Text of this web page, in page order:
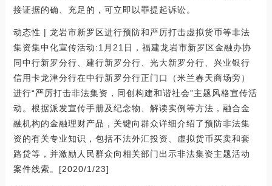
接证据的确、充足的，可立即以罪提起诉讼。
动态性 | 龙岩市新罗区进行预防和严厉打击虚拟货币等非法
集资集中化宣传活动:1月21日，福建龙岩市新罗区金融办协
同中行新罗分行、建行新罗分行、光大新罗分行、兴业银行
信用卡龙津分行在中行新罗分行正门口（米兰春天商场旁）
进行“严厉打击非法集资，同创构建和谐社会”主题风格宣传活
动。根据派发宣传手册及纪念物、解读实例等方法，融合金
融机构的金融理财产品，关键向群众详细介绍了预防非法集
资的有关专业知识，包括不法外汇投资、虚拟货币买卖和套
路贷等，并激励人民群众向相关部门出示非法集资主题活动
案件线索。[2020/1/23]